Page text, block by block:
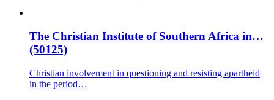
The Christian Institute of Southern Africa in…
(50125)
Christian involvement in questioning and resisting apartheid
in the period…